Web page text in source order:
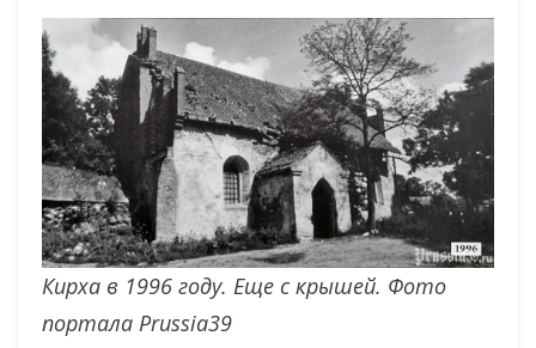
Кирха в 1996 году. Еще с крышей. Фото
портала Prussia39